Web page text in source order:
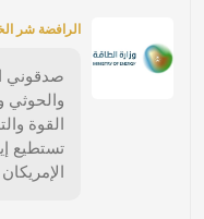
الرافضة شر
صدقوني
والحوثي
القوة
تستطيع
الإمريكان